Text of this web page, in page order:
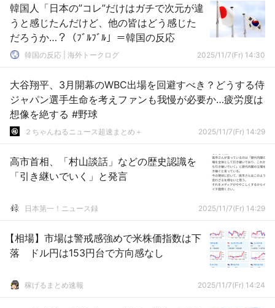
韓国人「日本の”コレ”だけはガチで次元が違
うと感じたんだけど、他の皆はどう感じた
だろうか…？（ﾌﾞﾙﾌﾞﾙ」＝韓国の反応
韓国の反応 | 海外トークログ 2025/11/7(Fr) 14:30
大谷翔平、3月開幕のWBC出場を回避すべき？どうする侍
ジャパン選手生命を考えファンも我慢が必要か…疲労度は
想像を絶する #野球
２ちゃんねるニュース超速まとめ＋ 2025/11/7(Fr) 14:29
高市首相、「村山談話」などの歴史認識を
「引き継いでいく」と発言
日本第一！ニュース録 2025/11/7(Fr) 14:29
【相場】市場は警戒感強めで米株価指数は下
落 ドル円は153円台で方向感なし
稼げるまとめ速報 2025/11/7(Fr) 14:24